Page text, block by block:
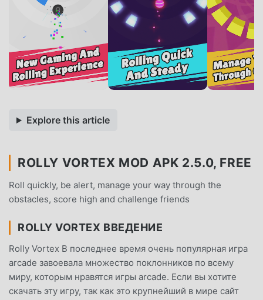
Explore this article
ROLLY VORTEX MOD APK 2.5.0, FREE
Roll quickly, be alert, manage your way through the
obstacles, score high and challenge friends
ROLLY VORTEX ВВЕДЕНИЕ
Rolly Vortex В последнее время очень популярная игра
arcade завоевала множество поклонников по всему
миру, которым нравятся игры arcade. Если вы хотите
скачать эту игру, так как это крупнейший в мире сайт